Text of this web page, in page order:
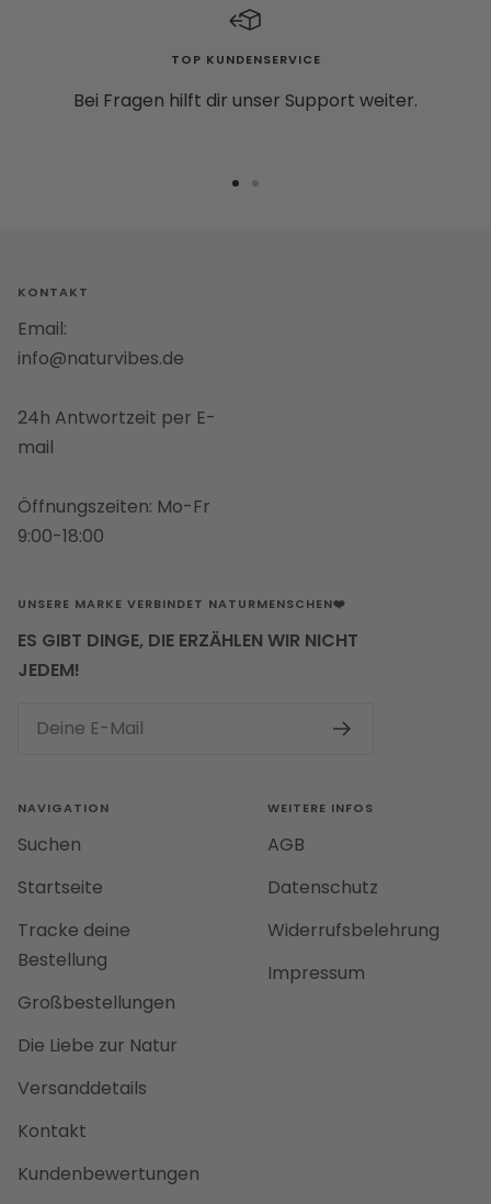
TOP KUNDENSERVICE
Bei Fragen hilft dir unser Support weiter.
KONTAKT
Email:
info@naturvibes.de
24h Antwortzeit per E-
mail
Öffnungszeiten: Mo-Fr
9:00-18:00
UNSERE MARKE VERBINDET NATURMENSCHEN❤️
ES GIBT DINGE, DIE ERZÄHLEN WIR NICHT
JEDEM!
Deine E-Mail
NAVIGATION
Suchen
Startseite
Tracke deine
Bestellung
Großbestellungen
Die Liebe zur Natur
Versanddetails
Kontakt
Kundenbewertungen
WEITERE INFOS
AGB
Datenschutz
Widerrufsbelehrung
Impressum